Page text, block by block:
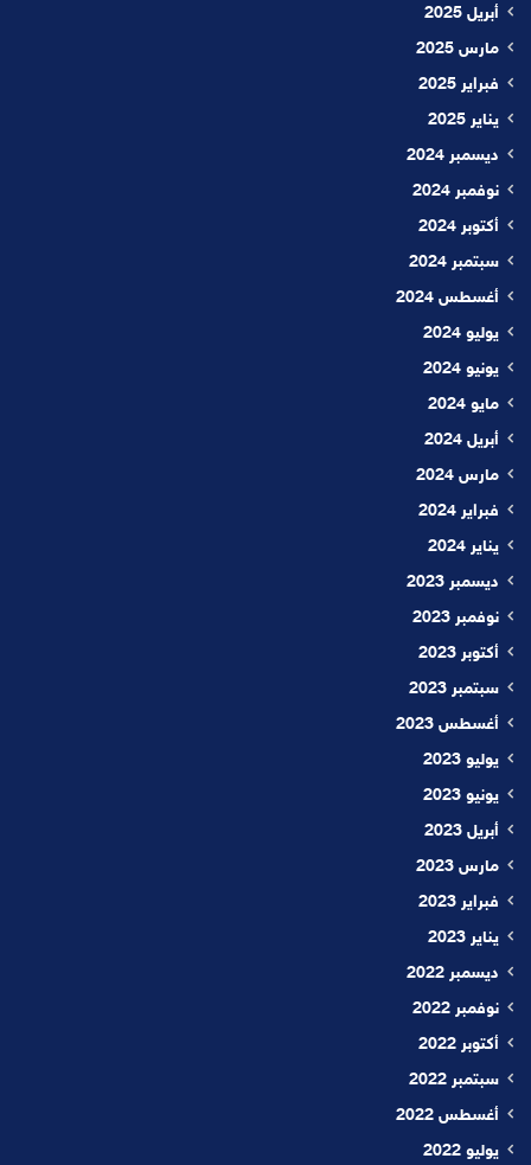
أبريل 2025
مارس 2025
فبراير 2025
يناير 2025
ديسمبر 2024
نوفمبر 2024
أكتوبر 2024
سبتمبر 2024
أغسطس 2024
يوليو 2024
يونيو 2024
مايو 2024
أبريل 2024
مارس 2024
فبراير 2024
يناير 2024
ديسمبر 2023
نوفمبر 2023
أكتوبر 2023
سبتمبر 2023
أغسطس 2023
يوليو 2023
يونيو 2023
أبريل 2023
مارس 2023
فبراير 2023
يناير 2023
ديسمبر 2022
نوفمبر 2022
أكتوبر 2022
سبتمبر 2022
أغسطس 2022
يوليو 2022